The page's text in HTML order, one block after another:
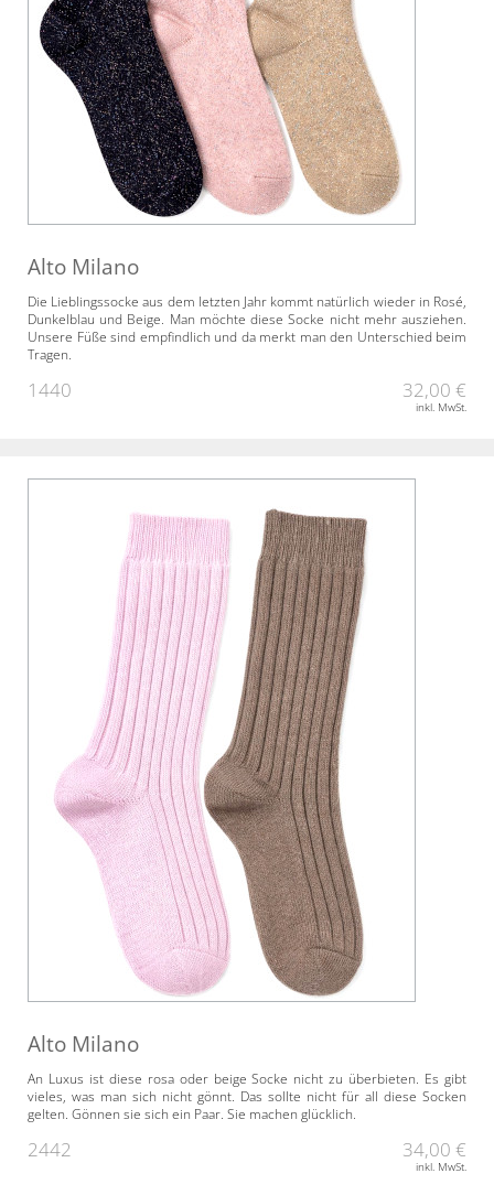
Alto Milano
Die Lieblingssocke aus dem letzten Jahr kommt natürlich wieder in Rosé,
Dunkelblau und Beige. Man möchte diese Socke nicht mehr ausziehen.
Unsere Füße sind empfindlich und da merkt man den Unterschied beim
Tragen.
1440 32,00 €
inkl. MwSt.
Alto Milano
An Luxus ist diese rosa oder beige Socke nicht zu überbieten. Es gibt
vieles, was man sich nicht gönnt. Das sollte nicht für all diese Socken
gelten. Gönnen sie sich ein Paar. Sie machen glücklich.
2442 34,00 €
inkl. MwSt.